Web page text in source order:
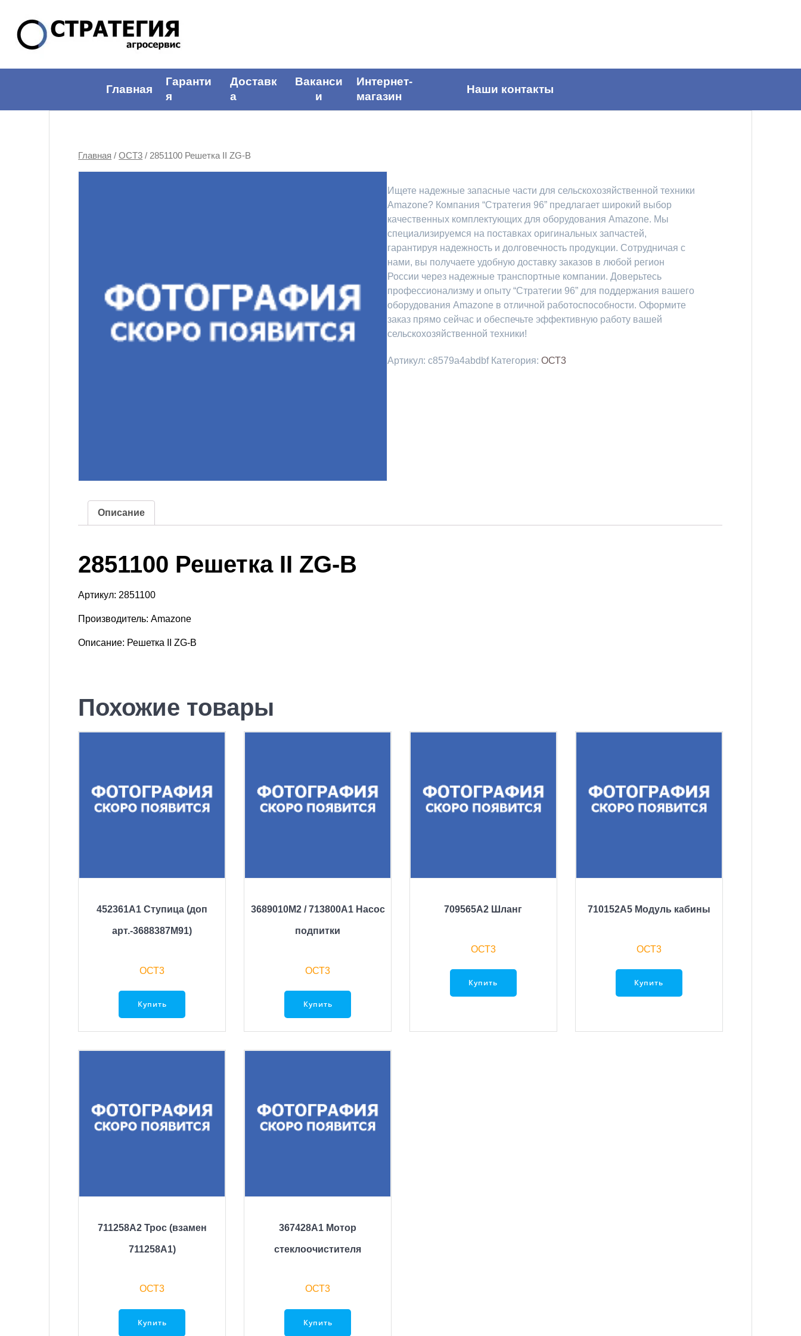
Главная
Гаранти
я
Доставк
а
Ваканси
и
Интернет-
магазин
Наши контакты
Главная /ОСТ3 / 2851100 Решетка II ZG-B
Ищете надежные запасные части для сельскохозяйственной техники
Amazone? Компания “Стратегия 96” предлагает широкий выбор
качественных комплектующих для оборудования Amazone. Мы
специализируемся на поставках оригинальных запчастей,
гарантируя надежность и долговечность продукции. Сотрудничая с
нами, вы получаете удобную доставку заказов в любой регион
России через надежные транспортные компании. Доверьтесь
профессионализму и опыту “Стратегии 96” для поддержания вашего
оборудования Amazone в отличной работоспособности. Оформите
заказ прямо сейчас и обеспечьте эффективную работу вашей
сельскохозяйственной техники!
Артикул:c8579a4abdbf Категория:ОСТ3
Описание
2851100 Решетка II ZG-B
Артикул: 2851100
Производитель: Amazone
Описание: Решетка II ZG-B
Похожие товары
452361A1 Ступица (доп
арт.-3688387М91)
ОСТ3
Купить
3689010M2 / 713800A1 Насос
подпитки
ОСТ3
Купить
709565A2 Шланг
ОСТ3
Купить
710152A5 Модуль кабины
ОСТ3
Купить
711258A2 Трос (взамен
711258А1)
ОСТ3
Купить
367428A1 Мотор
стеклоочистителя
ОСТ3
Купить